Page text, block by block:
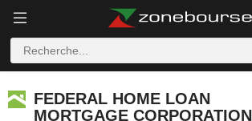
FEDERAL HOME LOAN
MORTGAGE CORPORATION